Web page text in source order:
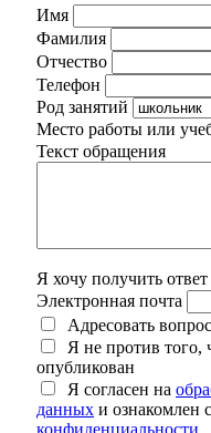
Имя
Фамилия
Отчество
Телефон
Род занятий
Место работы или
Текст обращения
Я хочу получить
Электронная почта
Адресовать
Я не против
опубликован
Я согласен на
данных и ознакомлен с